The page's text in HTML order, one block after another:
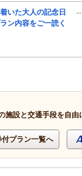
いた大人の記念日
ン内容をご一読く
施設と交通手段を自
付プラン一覧へ